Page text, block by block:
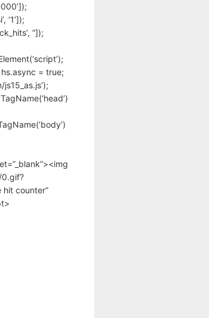
‘1’]);
”]);
= true;
0.gif?
hit counter”